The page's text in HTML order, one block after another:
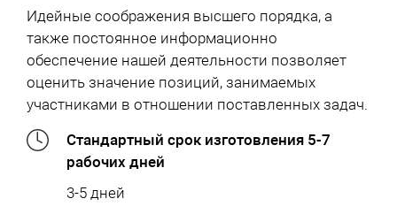
Идейные соображения высшего порядка, а
также постоянное информационно
обеспечение нашей деятельности позволяет
оценить значение позиций, занимаемых
участниками в отношении поставленных задач.
Стандартный срок изготовления 5-7
рабочих дней
3-5 дней